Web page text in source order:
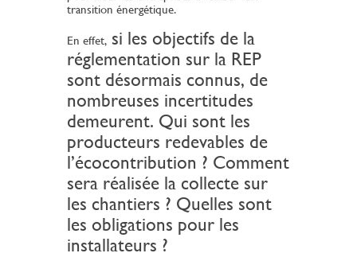
transition énergétique.
En effet, si les objectifs de la
réglementation sur la REP
sont désormais connus, de
nombreuses incertitudes
demeurent. Qui sont les
producteurs redevables de
l’écocontribution ? Comment
sera réalisée la collecte sur
les chantiers ? Quelles sont
les obligations pour les
installateurs ?